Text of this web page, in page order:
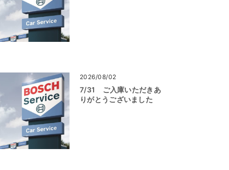
2026/08/02
7/31 ご入庫いただきあ
りがとうございました